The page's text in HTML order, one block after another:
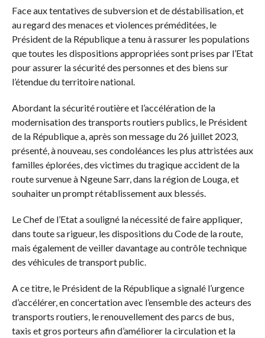
Face aux tentatives de subversion et de déstabilisation, et
au regard des menaces et violences préméditées, le
Président de la République a tenu à rassurer les populations
que toutes les dispositions appropriées sont prises par l’Etat
pour assurer la sécurité des personnes et des biens sur
l’étendue du territoire national.
Abordant la sécurité routière et l’accélération de la
modernisation des transports routiers publics, le Président
de la République a, après son message du 26 juillet 2023,
présenté, à nouveau, ses condoléances les plus attristées aux
familles éplorées, des victimes du tragique accident de la
route survenue à Ngeune Sarr, dans la région de Louga, et
souhaiter un prompt rétablissement aux blessés.
Le Chef de l’Etat a souligné la nécessité de faire appliquer,
dans toute sa rigueur, les dispositions du Code de la route,
mais également de veiller davantage au contrôle technique
des véhicules de transport public.
A ce titre, le Président de la République a signalé l’urgence
d’accélérer, en concertation avec l’ensemble des acteurs des
transports routiers, le renouvellement des parcs de bus,
taxis et gros porteurs afin d’améliorer la circulation et la